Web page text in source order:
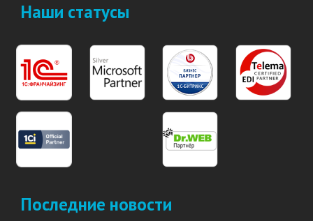
Наши статусы
Последние новости